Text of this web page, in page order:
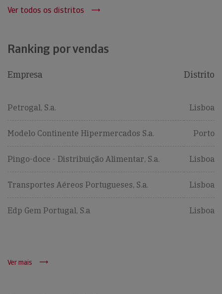
Ver todos os distritos
Ranking por vendas
Empresa Distrito
Petrogal, S.a. Lisboa
Modelo Continente Hipermercados S.a. Porto
Pingo-doce - Distribuição Alimentar, S.a. Lisboa
Transportes Aéreos Portugueses, S.a. Lisboa
Edp Gem Portugal, S.a Lisboa
Ver mais